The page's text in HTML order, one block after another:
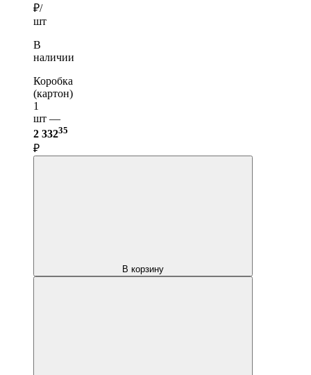
₽/
шт
В
наличии
Коробка
(картон)
1
шт —
2 33235
₽
В корзину